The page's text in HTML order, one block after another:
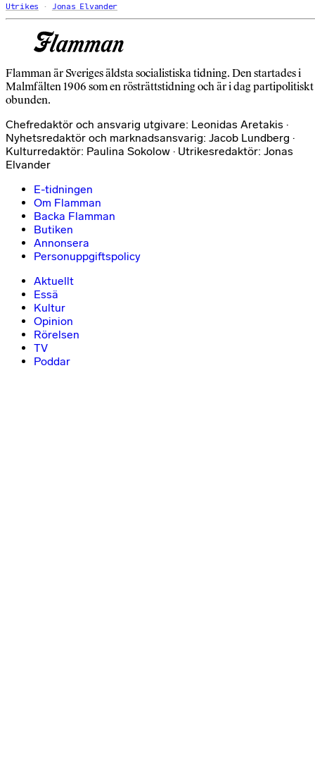
Utrikes Jonas Elvander
Flamman är Sveriges äldsta socialistiska tidning. Den startades i
Malmfälten 1906 som en rösträttstidning och är i dag partipolitiskt
obunden.
Chefredaktör och ansvarig utgivare: Leonidas Aretakis ·
Nyhetsredaktör och marknadsansvarig: Jacob Lundberg ·
Kulturredaktör: Paulina Sokolow · Utrikesredaktör: Jonas
Elvander
E-tidningen
Om Flamman
Backa Flamman
Butiken
Annonsera
Personuppgiftspolicy
Aktuellt
Essä
Kultur
Opinion
Rörelsen
TV
Poddar